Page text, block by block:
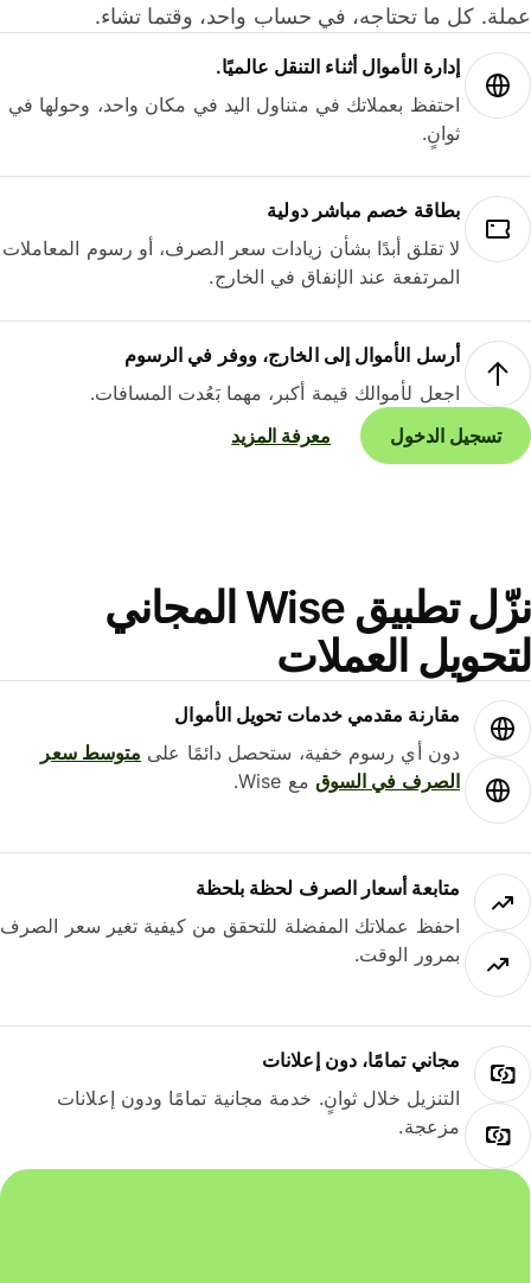
كل ما تحتاجه، في حساب واحد، وقتما تشاء.
إدارة الأموال أثناء التنقل عالميًا.
احتفظ بعملاتك في متناول اليد في مكان واحد، وحولها في
ثوانٍ.
بطاقة خصم مباشر دولية
لا تقلق أبدًا بشأن زيادات سعر الصرف، أو رسوم المعاملات
المرتفعة عند الإنفاق في الخارج.
أرسل الأموال إلى الخارج، ووفر في الرسوم
اجعل لأموالك قيمة أكبر، مهما بَعُدت المسافات.
تسجيل الدخول
معرفة المزيد
نزّل تطبيق Wise المجاني
العملات
مقارنة مقدمي خدمات تحويل الأموال
دون أي رسوم خفية، ستحصل دائمًا علىمتوسط ​​سعر
الصرف في السوقمع Wise.
متابعة أسعار الصرف لحظة بلحظة
احفظ عملاتك المفضلة للتحقق من كيفية تغير سعر الصرف
بمرور الوقت.
مجاني تمامًا، دون إعلانات
التنزيل خلال ثوانٍ. خدمة مجانية تمامًا ودون إعلانات
مزعجة.